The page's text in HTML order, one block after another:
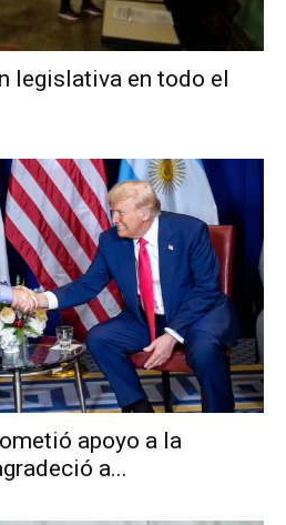
legislativa en todo el
apoyo a la
a...